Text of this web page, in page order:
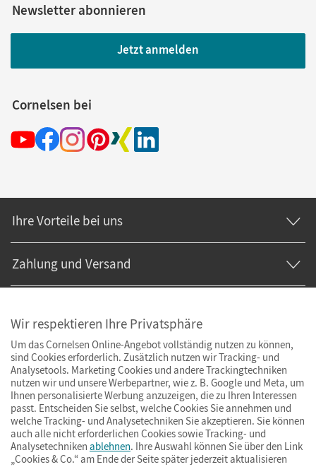
Newsletter abonnieren
Jetzt anmelden
Cornelsen bei
Ihre Vorteile bei uns
Zahlung und Versand
Wir respektieren Ihre Privatsphäre
Um das Cornelsen Online-Angebot vollständig nutzen zu können,
sind Cookies erforderlich. Zusätzlich nutzen wir Tracking- und
Analysetools. Marketing Cookies und andere Trackingtechniken
nutzen wir und unsere Werbepartner, wie z. B. Google und Meta, um
Ihnen personalisierte Werbung anzuzeigen, die zu Ihren Interessen
passt. Entscheiden Sie selbst, welche Cookies Sie annehmen und
welche Tracking- und Analysetechniken Sie akzeptieren. Sie können
auch alle nicht erforderlichen Cookies sowie Tracking- und
Analysetechniken ablehnen. Ihre Auswahl können Sie über den Link
„Cookies & Co.“ am Ende der Seite später jederzeit aktualisieren